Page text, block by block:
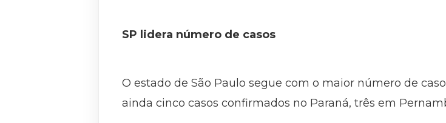
SP lidera número de casos
O estado de São Paulo segue com o maior número de
ainda cinco casos confirmados no Paraná, três em